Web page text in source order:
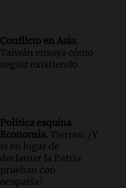
Conflicto en Asia.
Taiwán ensaya cómo
seguir existiendo
Política esquina
Economía. Tierras: ¿Y
si en lugar de
declamar la Patria
prueban con
ocuparla?